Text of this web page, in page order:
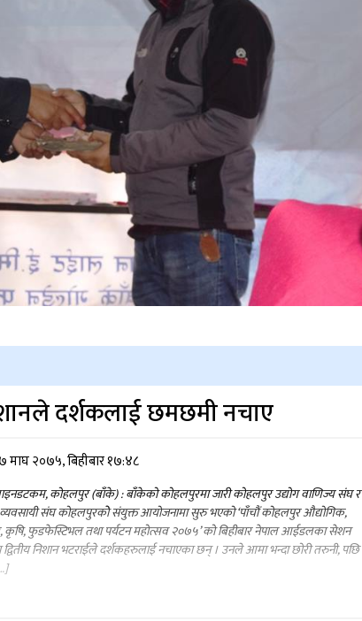
दर्शकलाई छमछमी नचाए
माघ २०७५, बिहीबार १७:४८
कोहलपुर (बाँके) : बाँकेको कोहलपुरमा जारी कोहलपुर उद्योग वाणिज्य संघ र
संघ कोहलपुरकोे संयुक्त आयोजनामा सुरु भएको ‘पाँचौं कोहलपुर औद्योगिक,
कृषि, फुडफेस्टिभल तथा पर्यटन महोत्सव २०७५’ को बिहीबार नेपाल आईडलका सेशन
निशान भटराईले दर्शकहरुलाई नचाएका छन् । उनले आमा भन्दा छोरी तरुनी, पछि